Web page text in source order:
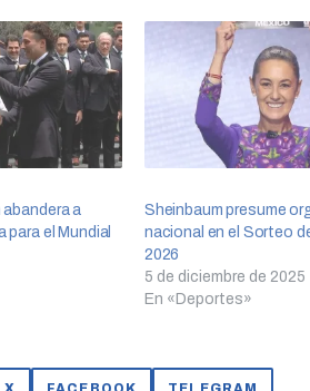
a
para el Mundial
Sheinbaum presume
nacional en el Sorteo
2026
5 de diciembre de 2025
En «Deportes»